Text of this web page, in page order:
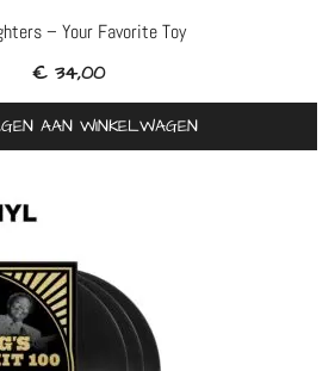
– Your Favorite Toy
€34,00
AAN WINKELWAGEN